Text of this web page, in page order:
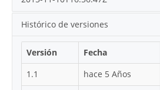
Histórico de versiones
Versión Fecha
1.1
hace 5 Años